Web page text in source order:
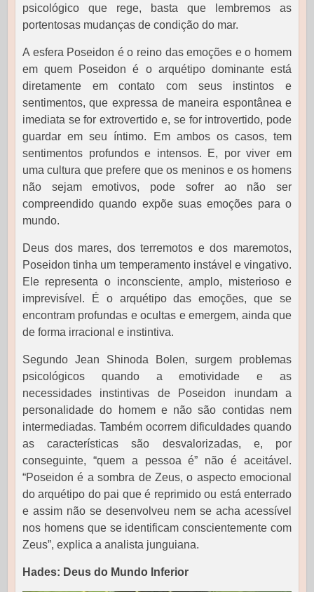
psicológico que rege, basta que lembremos as
portentosas mudanças de condição do mar.
A esfera Poseidon é o reino das emoções e o homem
em quem Poseidon é o arquétipo dominante está
diretamente em contato com seus instintos e
sentimentos, que expressa de maneira espontânea e
imediata se for extrovertido e, se for introvertido, pode
guardar em seu íntimo. Em ambos os casos, tem
sentimentos profundos e intensos. E, por viver em
uma cultura que prefere que os meninos e os homens
não sejam emotivos, pode sofrer ao não ser
compreendido quando expõe suas emoções para o
mundo.
Deus dos mares, dos terremotos e dos maremotos,
Poseidon tinha um temperamento instável e vingativo.
Ele representa o inconsciente, amplo, misterioso e
imprevisível. É o arquétipo das emoções, que se
encontram profundas e ocultas e emergem, ainda que
de forma irracional e instintiva.
Segundo Jean Shinoda Bolen, surgem problemas
psicológicos quando a emotividade e as
necessidades instintivas de Poseidon inundam a
personalidade do homem e não são contidas nem
intermediadas. Também ocorrem dificuldades quando
as características são desvalorizadas, e, por
conseguinte, “quem a pessoa é” não é aceitável.
“Poseidon é a sombra de Zeus, o aspecto emocional
do arquétipo do pai que é reprimido ou está enterrado
e assim não se desenvolveu nem se acha acessível
nos homens que se identificam conscientemente com
Zeus”, explica a analista junguiana.
Hades: Deus do Mundo Inferior